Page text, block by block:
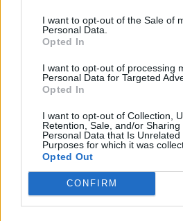
I want to opt-out of the Sale of
Personal Data.
Opted In
I want to opt-out of processing
Personal Data for Targeted
Opted In
I want to opt-out of Collection,
Retention, Sale, and/or Sharing
Personal Data that Is Unrelated
Purposes for which it was
Opted Out
CONFIRM
SZEMLE